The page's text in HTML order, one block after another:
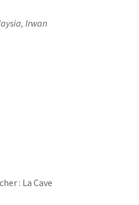
Irwan
: La Cave